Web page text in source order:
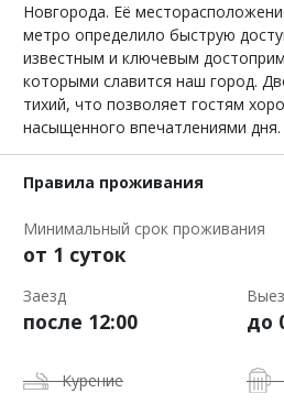
Новгорода. Её
метро определило быструю
известным и ключевым
которыми славится наш город.
тихий, что позволяет гостям
насыщенного впечатлениями
Правила проживания
Минимальный срок проживания
от 1 суток
Заезд
после 12:00 до
Курение